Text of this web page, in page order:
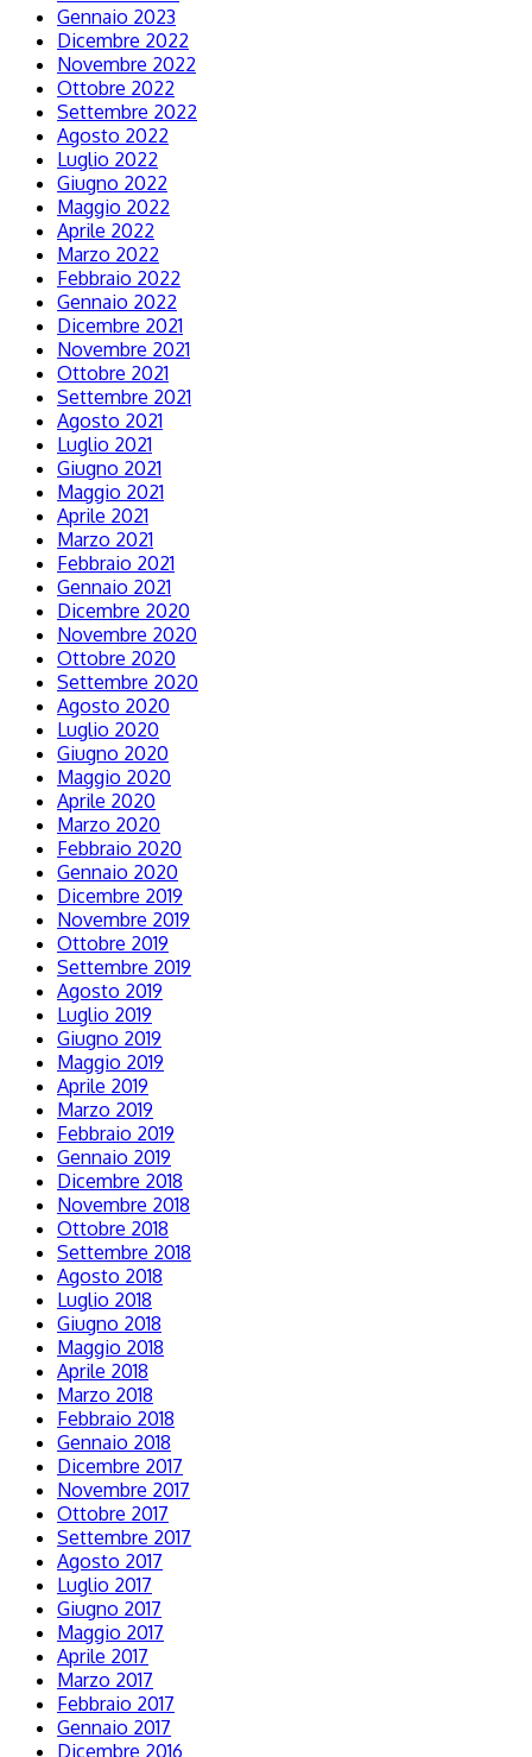
Gennaio 2023
Dicembre 2022
Novembre 2022
Ottobre 2022
Settembre 2022
Agosto 2022
Luglio 2022
Giugno 2022
Maggio 2022
Aprile 2022
Marzo 2022
Febbraio 2022
Gennaio 2022
Dicembre 2021
Novembre 2021
Ottobre 2021
Settembre 2021
Agosto 2021
Luglio 2021
Giugno 2021
Maggio 2021
Aprile 2021
Marzo 2021
Febbraio 2021
Gennaio 2021
Dicembre 2020
Novembre 2020
Ottobre 2020
Settembre 2020
Agosto 2020
Luglio 2020
Giugno 2020
Maggio 2020
Aprile 2020
Marzo 2020
Febbraio 2020
Gennaio 2020
Dicembre 2019
Novembre 2019
Ottobre 2019
Settembre 2019
Agosto 2019
Luglio 2019
Giugno 2019
Maggio 2019
Aprile 2019
Marzo 2019
Febbraio 2019
Gennaio 2019
Dicembre 2018
Novembre 2018
Ottobre 2018
Settembre 2018
Agosto 2018
Luglio 2018
Giugno 2018
Maggio 2018
Aprile 2018
Marzo 2018
Febbraio 2018
Gennaio 2018
Dicembre 2017
Novembre 2017
Ottobre 2017
Settembre 2017
Agosto 2017
Luglio 2017
Giugno 2017
Maggio 2017
Aprile 2017
Marzo 2017
Febbraio 2017
Gennaio 2017
Dicembre 2016